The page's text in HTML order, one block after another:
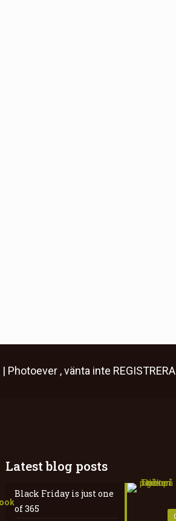
| Photoever , vänta inte
Latest blog posts
Black Friday is just one
of 365